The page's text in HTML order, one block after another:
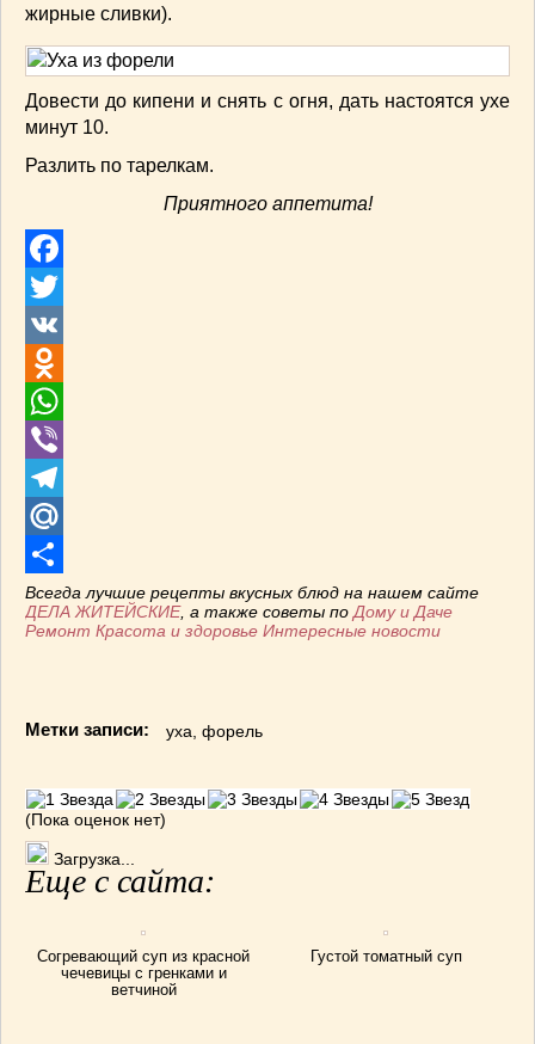
жирные сливки).
Довести до кипени и снять с огня, дать настоятся ухе
минут 10.
Разлить по тарелкам.
Приятного аппетита!
Facebook
Twitter
VK
Odnoklassniki
WhatsApp
Viber
Telegram
Mail.Ru
Отправить
Всегда лучшие рецепты вкусных блюд на нашем сайте
ДЕЛА ЖИТЕЙСКИЕ, а также советы по Дому и Даче
Ремонт Красота и здоровье Интересные новости
Метки записи: уха форель
(Пока оценок нет)
Загрузка...
Еще с сайта:
Согревающий суп из красной
чечевицы с гренками и
ветчиной
Густой томатный суп